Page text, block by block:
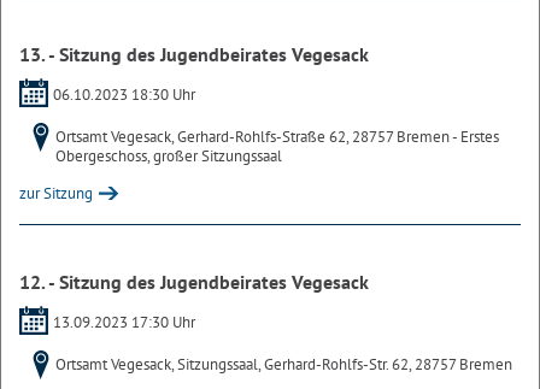
13. - Sitzung des Jugendbeirates Vegesack
06.10.2023 18:30 Uhr
Ortsamt Vegesack, Gerhard-Rohlfs-Straße 62, 28757 Bremen - Erstes
Obergeschoss, großer Sitzungssaal
zur Sitzung
12. - Sitzung des Jugendbeirates Vegesack
13.09.2023 17:30 Uhr
Ortsamt Vegesack, Sitzungssaal, Gerhard-Rohlfs-Str. 62, 28757 Bremen